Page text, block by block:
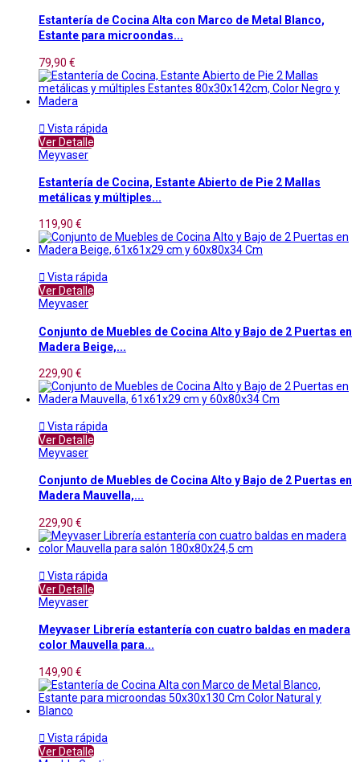
Estantería de Cocina Alta con Marco de Metal Blanco,
Estante para microondas...
79,90 €
 Vista rápida
Ver Detalle
Meyvaser
Estantería de Cocina, Estante Abierto de Pie 2 Mallas
metálicas y múltiples...
119,90 €
 Vista rápida
Ver Detalle
Meyvaser
Conjunto de Muebles de Cocina Alto y Bajo de 2 Puertas en
Madera Beige,...
229,90 €
 Vista rápida
Ver Detalle
Meyvaser
Conjunto de Muebles de Cocina Alto y Bajo de 2 Puertas en
Madera Mauvella,...
229,90 €
 Vista rápida
Ver Detalle
Meyvaser
Meyvaser Librería estantería con cuatro baldas en madera
color Mauvella para...
149,90 €
 Vista rápida
Ver Detalle